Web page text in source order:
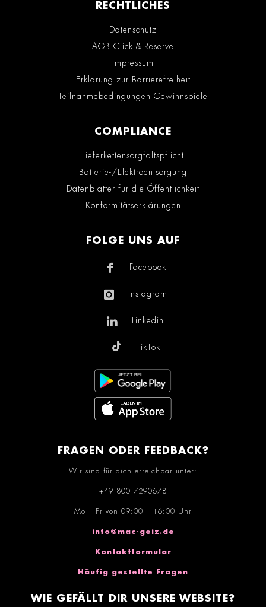
RECHTLICHES
Datenschutz
AGB Click & Reserve
Impressum
Erklärung zur Barrierefreiheit
Teilnahmebedingungen Gewinnspiele
COMPLIANCE
Lieferkettensorgfaltspflicht
Batterie-/Elektroentsorgung
Datenblätter für die Öffentlichkeit
Konformitätserklärungen
FOLGE UNS AUF
Facebook
Instagram
Linkedin
TikTok
FRAGEN ODER FEEDBACK?
Wir sind für dich erreichbar unter:
+49 800 7290678
Mo – Fr von 09:00 – 16:00 Uhr
info@mac-geiz.de
Kontaktformular
Häufig gestellte Fragen
WIE GEFÄLLT DIR UNSERE WEBSITE?